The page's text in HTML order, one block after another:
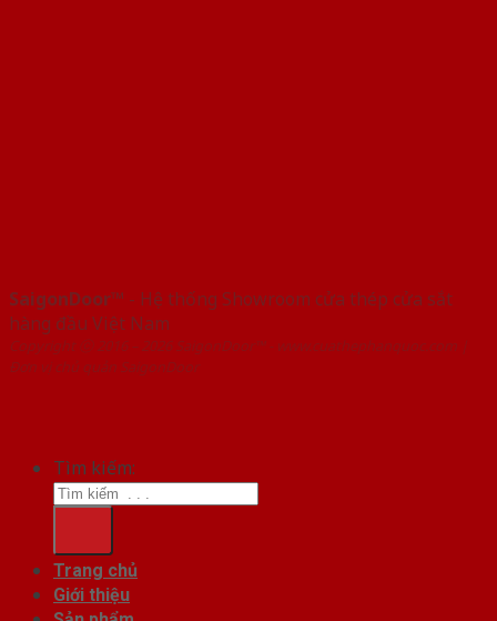
SaigonDoor™ - Hệ thống Showroom cửa thép cửa sắt
hàng đầu Việt Nam
Copyright ⓒ 2016 – 2026 SaigonDoor™ - www.cuathephanquoc.com |
Đơn vị chủ quản SaigonDoor
Tìm kiếm:
Trang chủ
Giới thiệu